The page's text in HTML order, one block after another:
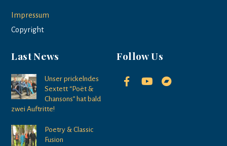
Impressum
Copyright
Last News
Unser prickelndes
Sextett “Poët &
Chansons” hat bald
zwei Auftritte!
Poetry & Classic
Fusion
Follow Us